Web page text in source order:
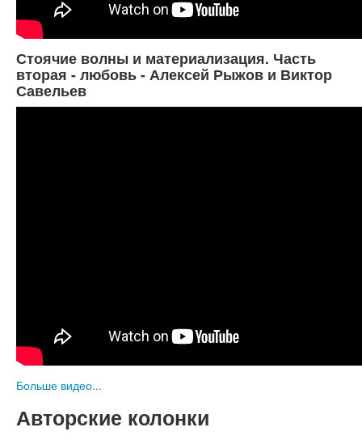
Стоячие волны и материализация. Часть
вторая - любовь - Алексей Рыжов и Виктор
Савельев
Больше видео...
Авторские колонки